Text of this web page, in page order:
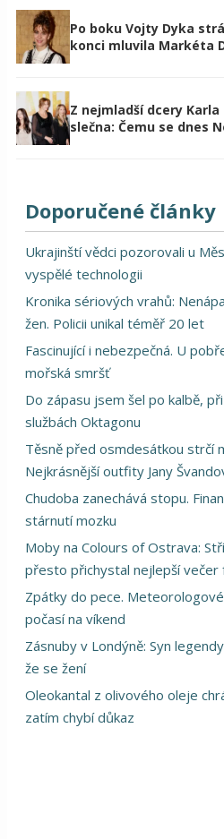
Po boku Vojty Dyka
konci mluvila Markéta
Z nejmladší dcery
slečna: Čemu se dnes
Doporučené články
Ukrajinští vědci pozorovali u
vyspělé technologii
Kronika sériových vrahů:
žen. Policii unikal téměř 20 let
Fascinující i nebezpečná. U
mořská smršť
Do zápasu jsem šel po kalbě,
službách Oktagonu
Těsně před osmdesátkou strčí
Nejkrásnější outfity Jany
Chudoba zanechává stopu.
stárnutí mozku
Moby na Colours of Ostrava:
přesto přichystal nejlepší večer
Zpátky do pece.
počasí na víkend
Zásnuby v Londýně: Syn
že se žení
Oleokantal z olivového oleje
zatím chybí důkaz